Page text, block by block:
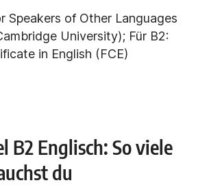
Speakers of Other Languages
University); Für B2:
in English (FCE)
B2 Englisch: So viele
du